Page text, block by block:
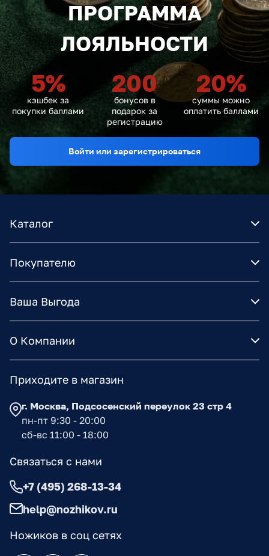
ПРОГРАММА
ЛОЯЛЬНОСТИ
5%
кэшбек за
покупки баллами
200
бонусов в
подарок за
регистрацию
20%
суммы можно
оплатить баллами
Войти или зарегистрироваться
Каталог
Покупателю
Ваша Выгода
О Компании
Ножиков в соц сетях
Приходите в магазин
г. Москва, Подсосенский переулок 23 стр 4
пн-пт 9:30 - 20:00
сб-вс 11:00 - 18:00
Связаться с нами
+7 (495) 268-13-34
help@nozhikov.ru